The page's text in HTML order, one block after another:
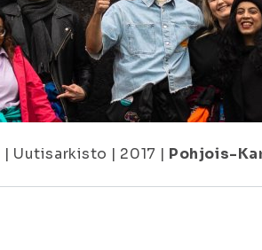
| Uutisarkisto | 2017 | Pohjois-